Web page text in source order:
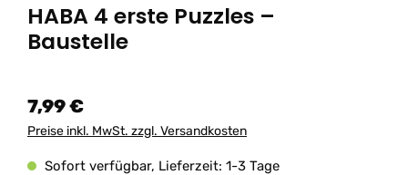
HABA 4 erste Puzzles –
Baustelle
7,99 €
Preise inkl. MwSt. zzgl. Versandkosten
Sofort verfügbar, Lieferzeit: 1-3 Tage